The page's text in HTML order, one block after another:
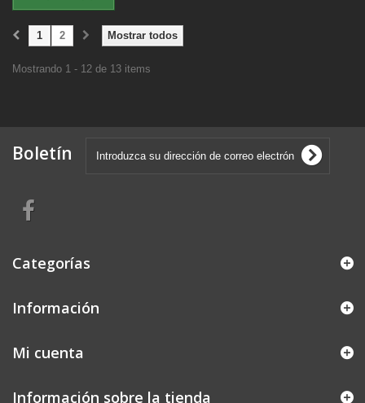
Mostrar todos
1 2
Mostrando 1 - 12 de 13 items
Boletín
Categorías
Información
Mi cuenta
Información sobre la tienda